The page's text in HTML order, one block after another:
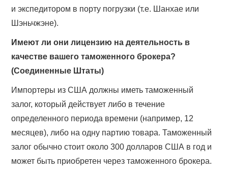
и экспедитором в порту погрузки (т.е. Шанхае или
Шэньчжэне).
Имеют ли они лицензию на деятельность в
качестве вашего таможенного брокера?
(Соединенные Штаты)
Импортеры из США должны иметь таможенный
залог, который действует либо в течение
определенного периода времени (например, 12
месяцев), либо на одну партию товара. Таможенный
залог обычно стоит около 300 долларов США в год и
может быть приобретен через таможенного брокера.